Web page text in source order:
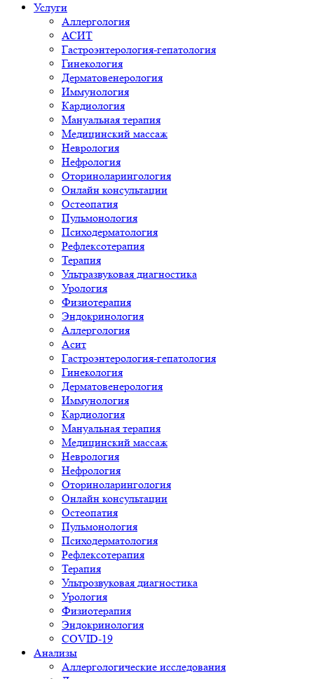
Услуги
Аллергология
АСИТ
Гастроэнтерология-гепатология
Гинекология
Дерматовенерология
Иммунология
Кардиология
Мануальная терапия
Медицинский массаж
Неврология
Нефрология
Оториноларингология
Онлайн консультации
Остеопатия
Пульмонология
Психодерматология
Рефлексотерапия
Терапия
Ультразвуковая диагностика
Урология
Физиотерапия
Эндокринология
Аллергология
Асит
Гастроэнтерология-гепатология
Гинекология
Дерматовенерология
Иммунология
Кардиология
Мануальная терапия
Медицинский массаж
Неврология
Нефрология
Оториноларингология
Онлайн консультации
Остеопатия
Пульмонология
Психодерматология
Рефлексотерапия
Терапия
Ультрозвуковая диагностика
Урология
Физиотерапия
Эндокринология
COVID-19
Анализы
Аллергологические исследования